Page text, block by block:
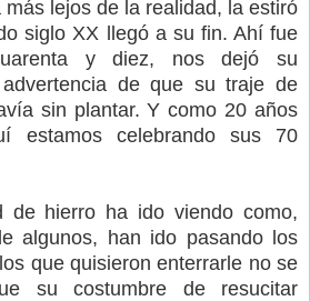
lejos de la realidad, la estiró
siglo XX llegó a su fin. Ahí fue
y diez, nos dejó su
de que su traje de
sin plantar. Y como 20 años
estamos celebrando sus 70
de hierro ha ido viendo como,
algunos, han ido pasando los
que quisieron enterrarle no se
su costumbre de resucitar